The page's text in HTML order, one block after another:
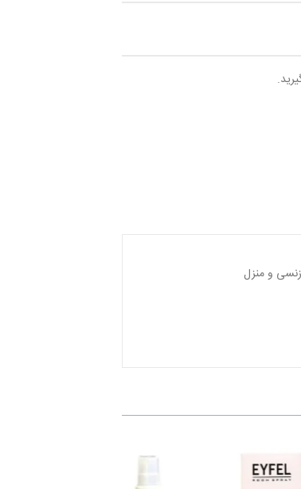
و منزل